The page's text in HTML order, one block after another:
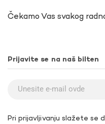
Čekamo Vas svakog
Prijavite se na naš bilten
Pri prijavljivanju slažete se